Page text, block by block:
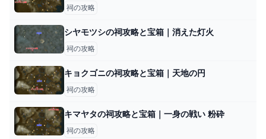
祠の攻略
シヤモツシの祠攻略と宝箱｜消えた灯火
祠の攻略
キョクゴニの祠攻略と宝箱｜天地の円
祠の攻略
キマヤタの祠攻略と宝箱｜一身の戦い 粉砕
祠の攻略